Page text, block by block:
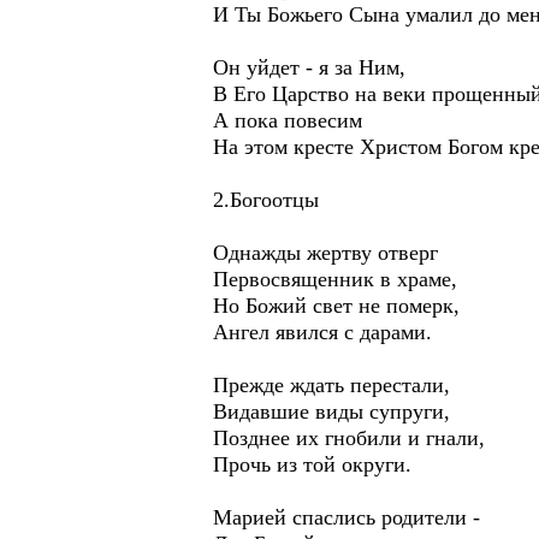
И Ты Божьего Сына умалил до
Он уйдет - я за Ним,
В Его Царство на веки
А пока повесим
На этом кресте Христом Богом
2.Богоотцы
Однажды жертву отверг
Первосвященник в храме,
Но Божий свет не померк,
Ангел явился с дарами.
Прежде ждать перестали,
Видавшие виды супруги,
Позднее их гнобили и гнали,
Прочь из той округи.
Марией спаслись родители -